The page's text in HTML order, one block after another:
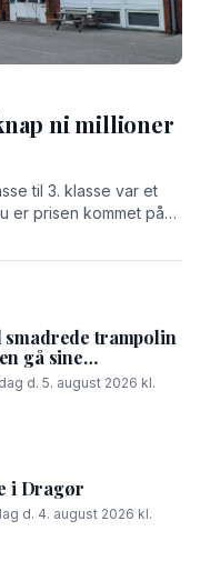
ni millioner
til 3. klasse var et
er prisen kommet på
trampolin
gå sine
d. 5. august 2026 kl.
i Dragør
d. 4. august 2026 kl.